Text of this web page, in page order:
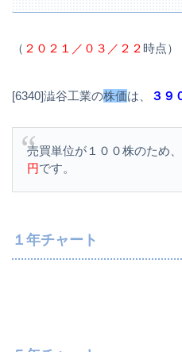
（ ２０２１／０３／２２時点）
[6340]澁谷工業の株価は、 ３９
売買単位が１００株のため
円です。
１年チャート